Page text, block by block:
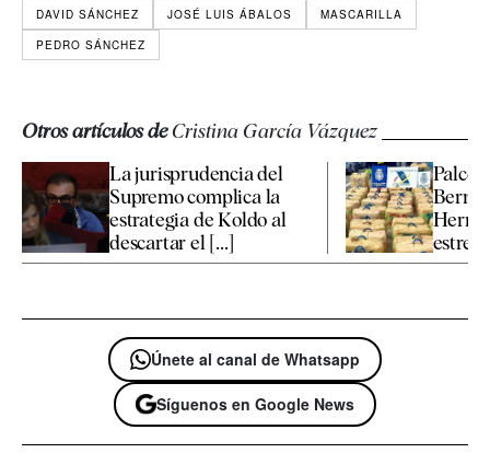
DAVID SÁNCHEZ
JOSÉ LUIS ÁBALOS
MASCARILLA
PEDRO SÁNCHEZ
Otros artículos deCristina García Vázquez
La jurisprudencia del
Supremo complica la
estrategia de Koldo al
descartar el [...]
Únete al canal de Whatsapp
Síguenos en Google News